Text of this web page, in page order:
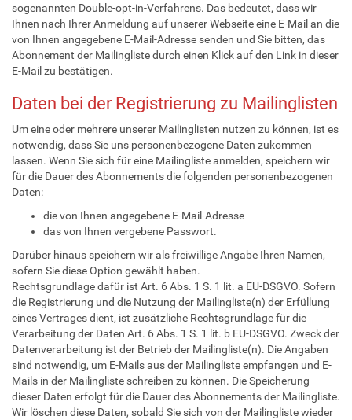
sogenannten Double-opt-in-Verfahrens. Das bedeutet, dass wir
Ihnen nach Ihrer Anmeldung auf unserer Webseite eine E-Mail an die
von Ihnen angegebene E-Mail-Adresse senden und Sie bitten, das
Abonnement der Mailingliste durch einen Klick auf den Link in dieser
E-Mail zu bestätigen.
Daten bei der Registrierung zu Mailinglisten
Um eine oder mehrere unserer Mailinglisten nutzen zu können, ist es
notwendig, dass Sie uns personenbezogene Daten zukommen
lassen. Wenn Sie sich für eine Mailingliste anmelden, speichern wir
für die Dauer des Abonnements die folgenden personenbezogenen
Daten:
die von Ihnen angegebene E-Mail-Adresse
das von Ihnen vergebene Passwort.
Darüber hinaus speichern wir als freiwillige Angabe Ihren Namen,
sofern Sie diese Option gewählt haben.
Rechtsgrundlage dafür ist Art. 6 Abs. 1 S. 1 lit. a EU-DSGVO. Sofern
die Registrierung und die Nutzung der Mailingliste(n) der Erfüllung
eines Vertrages dient, ist zusätzliche Rechtsgrundlage für die
Verarbeitung der Daten Art. 6 Abs. 1 S. 1 lit. b EU-DSGVO. Zweck der
Datenverarbeitung ist der Betrieb der Mailingliste(n). Die Angaben
sind notwendig, um E-Mails aus der Mailingliste empfangen und E-
Mails in der Mailingliste schreiben zu können. Die Speicherung
dieser Daten erfolgt für die Dauer des Abonnements der Mailingliste.
Wir löschen diese Daten, sobald Sie sich von der Mailingliste wieder